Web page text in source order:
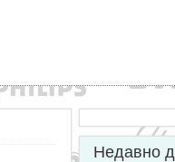
Недавно